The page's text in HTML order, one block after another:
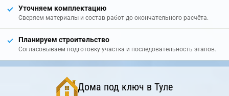
Уточняем комплектацию
Сверяем материалы и состав работ до окончательного расчёта.
Планируем строительство
Согласовываем подготовку участка и последовательность этапов.
Дома под ключ в Туле